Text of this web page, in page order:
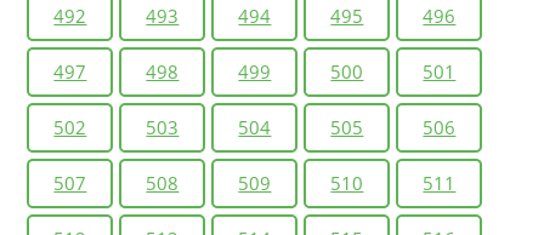
492 493 494 495 496
497 498 499 500 501
502 503 504 505 506
507 508 509 510 511